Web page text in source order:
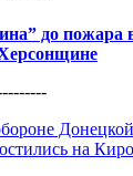
до пожара
Донецкой
на